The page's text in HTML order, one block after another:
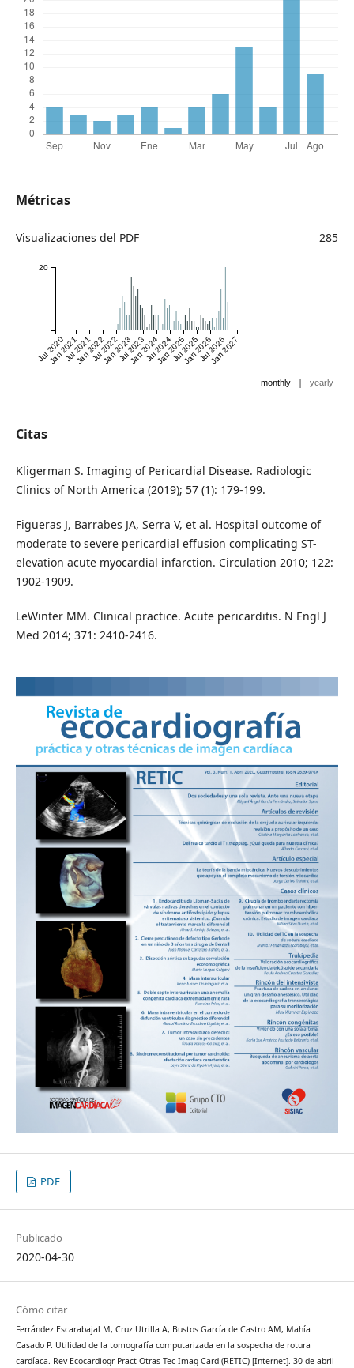
Métricas
Visualizaciones del PDF 285
Jul 2020
Jan 2021Jul 2021
Jan 2022Jul 2022
Jan 2023Jul 2023
Jan 2024Jul 2024
Jan 2025Jul 2025
Jan 2026Jul 2026
Jan 2027
20
monthly | yearly
Citas
Kligerman S. Imaging of Pericardial Disease. Radiologic
Clinics of North America (2019); 57 (1): 179-199.
Figueras J, Barrabes JA, Serra V, et al. Hospital outcome of
moderate to severe pericardial effusion complicating ST-
elevation acute myocardial infarction. Circulation 2010; 122:
1902-1909.
LeWinter MM. Clinical practice. Acute pericarditis. N Engl J
Med 2014; 371: 2410-2416.
PDF
Publicado
2020-04-30
Cómo citar
Ferrández Escarabajal M, Cruz Utrilla A, Bustos García de Castro AM, Mahía
Casado P. Utilidad de la tomografía computarizada en la sospecha de rotura
cardíaca. Rev Ecocardiogr Pract Otras Tec Imag Card (RETIC) [Internet]. 30 de abril